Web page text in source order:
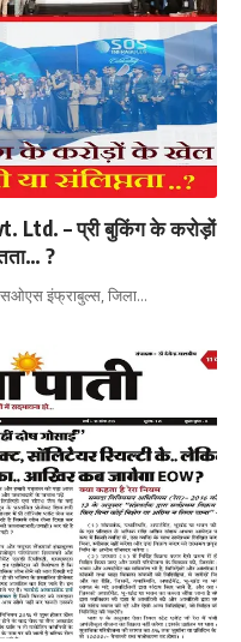
– प्री बुकिंग के करोड़ों
?
एसओएस इंफ्राबुल्स, जिला…